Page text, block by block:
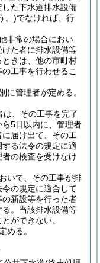
た下水道排水設備
。)でなければ、行
非常の場合におい
た者に排水設備等
きは、他の市町村
工事を行わせるこ
に管理者が定める。
、その工事を完了
5日以内に、管理者
届け出て、その工
る法令の規定に適
の検査を受けなけ
いて、その工事が排
の規定に適合して
新設等を行った者
。 当該排水設備等
ができない。
める。